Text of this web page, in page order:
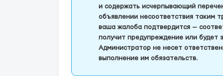
и содержать исчерпывающий
объявлении несоответствия таким
ваша жалоба подтвердится —
получит предупреждение или будет
Администратор не несет
выполнение им обязательств.